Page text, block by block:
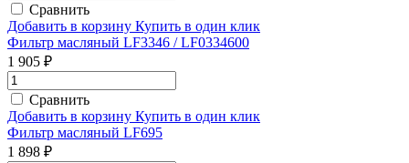
Сравнить
Добавить в корзину Купить в один клик
Фильтр масляный LF3346 / LF0334600
1 905 ₽
Сравнить
Добавить в корзину Купить в один клик
Фильтр масляный LF695
1 898 ₽